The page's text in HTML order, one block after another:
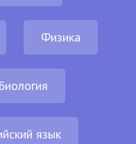
Физика
Биология
язык